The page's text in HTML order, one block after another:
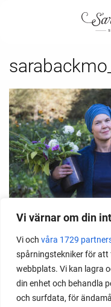
Vi värnar om din
Vi och våra 1729
spårningstekniker för att
webbplats. Vi kan lagra
din enhet och behandla
och surfdata, för
sara bäckmo, sara
skillnadens